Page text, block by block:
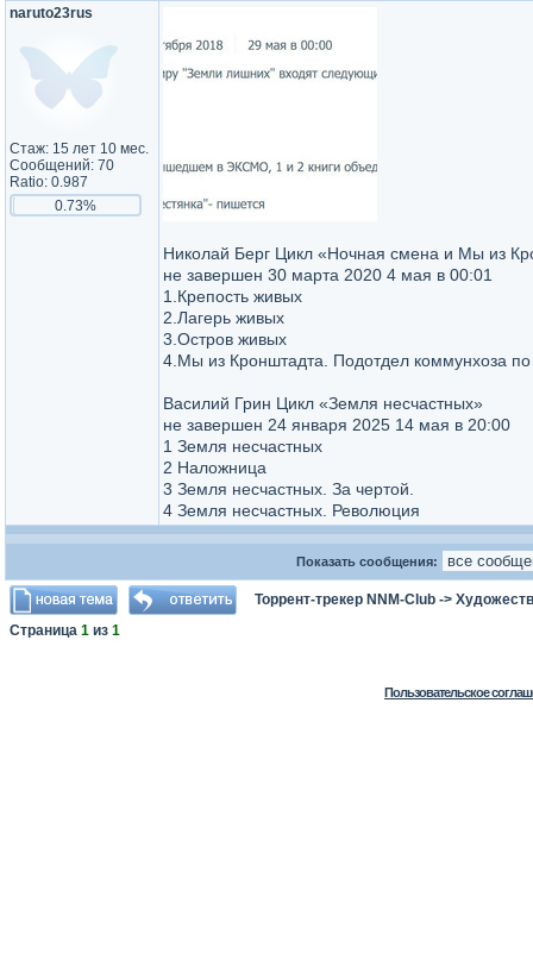
naruto23rus
Стаж: 15 лет 10 мес.
Сообщений: 70
Ratio: 0.987
0.73%
Николай Берг Цикл «Ночная смена и Мы из
не завершен 30 марта 2020 4 мая в 00:01
1.Крепость живых
2.Лагерь живых
3.Остров живых
4.Мы из Кронштадта. Подотдел коммунхоза
Василий Грин Цикл «Земля несчастных»
не завершен 24 января 2025 14 мая в 20:00
1 Земля несчастных
2 Наложница
3 Земля несчастных. За чертой.
4 Земля несчастных. Революция
Показать сообщения:
Торрент-трекер NNM-Club ->
Страница 1 из 1
Пользовательское